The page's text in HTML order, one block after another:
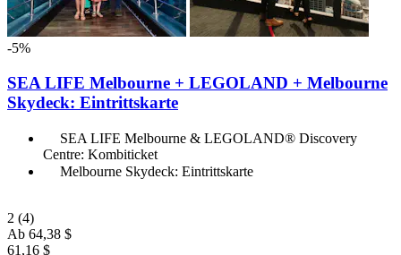
-5%
SEA LIFE Melbourne + LEGOLAND + Melbourne
Skydeck: Eintrittskarte
SEA LIFE Melbourne & LEGOLAND® Discovery
Centre: Kombiticket
Melbourne Skydeck: Eintrittskarte
2 (4)
Ab 64,38 $
61,16 $